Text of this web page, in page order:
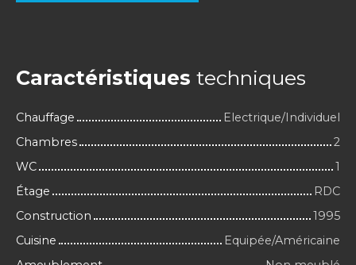
Caractéristiques techniques
Chauffage
Electrique/Individuel
Chambres
2
WC
1
Étage
RDC
Construction
1995
Cuisine
Equipée/Américaine